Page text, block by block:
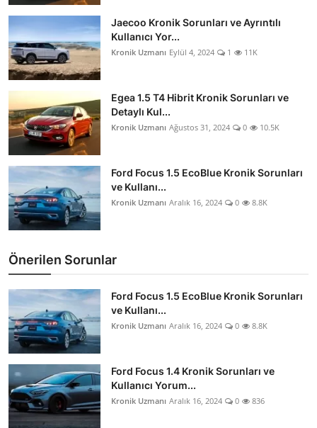
Jaecoo Kronik Sorunları ve Ayrıntılı
Kullanıcı Yor...
Kronik Uzmanı Eylül 4, 2024 1 11K
Egea 1.5 T4 Hibrit Kronik Sorunları ve
Detaylı Kul...
Kronik Uzmanı Ağustos 31, 2024 0 10.5K
Ford Focus 1.5 EcoBlue Kronik Sorunları
ve Kullanı...
Kronik Uzmanı Aralık 16, 2024 0 8.8K
Önerilen Sorunlar
Ford Focus 1.5 EcoBlue Kronik Sorunları
ve Kullanı...
Kronik Uzmanı Aralık 16, 2024 0 8.8K
Ford Focus 1.4 Kronik Sorunları ve
Kullanıcı Yorum...
Kronik Uzmanı Aralık 16, 2024 0 836